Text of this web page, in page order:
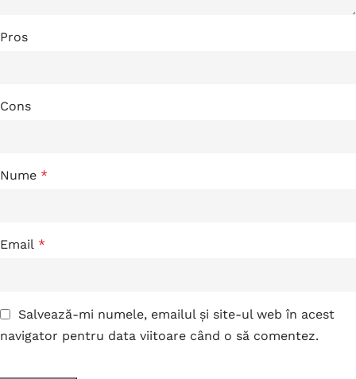
Pros
Cons
Nume *
Email *
Salvează-mi numele, emailul și site-ul web în acest
navigator pentru data viitoare când o să comentez.